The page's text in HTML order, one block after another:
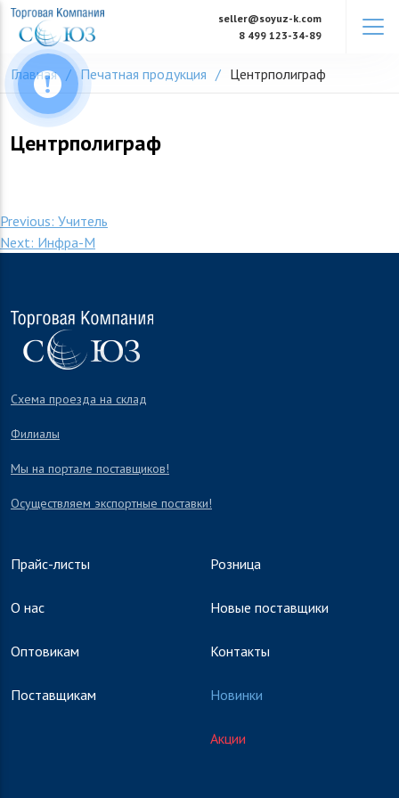
Skip
content
seller@soyuz-k.com
8 499 123-34-89
Главная Печатная продукция Центрполиграф
Центрполиграф
Навигация
по
Previous: Учитель
Next: Инфра-М
Схема проезда на склад
Филиалы
Мы на портале поставщиков!
Осуществляем экспортные поставки!
Прайс-листы
О нас
Оптовикам
Поставщикам
Розница
Новые поставщики
Контакты
Новинки
Акции